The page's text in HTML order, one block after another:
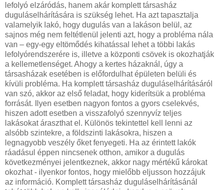
lefolyó elzáródás, hanem akár komplett társasház
duguláselhárítására is szükség lehet. Ha azt tapasztalja
valamelyik lakó, hogy dugulás van a lakáson belül, az
sajnos még nem feltétlenül jelenti azt, hogy a probléma nála
van – egy-egy eltömődés kihatással lehet a többi lakás
lefolyórendszerére is, illetve a központi csövek is okozhatják
a kellemetlenséget. Ahogy a kertes házaknál, úgy a
társasházak esetében is előfordulhat épületen belüli és
kívüli probléma. Ha komplett társasház duguláselhárításáról
van szó, akkor az első feladat, hogy kiderítsük a probléma
forrását. Ilyen esetben nagyon fontos a gyors cselekvés,
hiszen adott esetben a visszafolyó szennyvíz teljes
lakásokat áraszthat el. Különös tekintettel kell lenni az
alsóbb szintekre, a földszinti lakásokra, hiszen a
legnagyobb veszély őket fenyegeti. Ha az érintett lakók
ráadásul éppen nincsenek otthon, amikor a dugulás
következményei jelentkeznek, akkor nagy mértékű károkat
okozhat - ilyenkor fontos, hogy mielőbb eljusson hozzájuk
az információ. Komplett társasház duguláselhárításánál